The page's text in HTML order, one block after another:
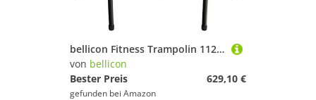
bellicon Fitness Trampolin 112cm (Pink) |Praktische Klappbeine & Seilring-Federung bis 120kg (Stark) | Dreiteiliger Rahmen | Made in Germany
von bellicon
Bester Preis
629,10 €
gefunden bei Amazon